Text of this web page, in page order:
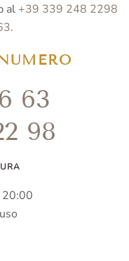
al +39 339 248 2298
.
63
98
20:00